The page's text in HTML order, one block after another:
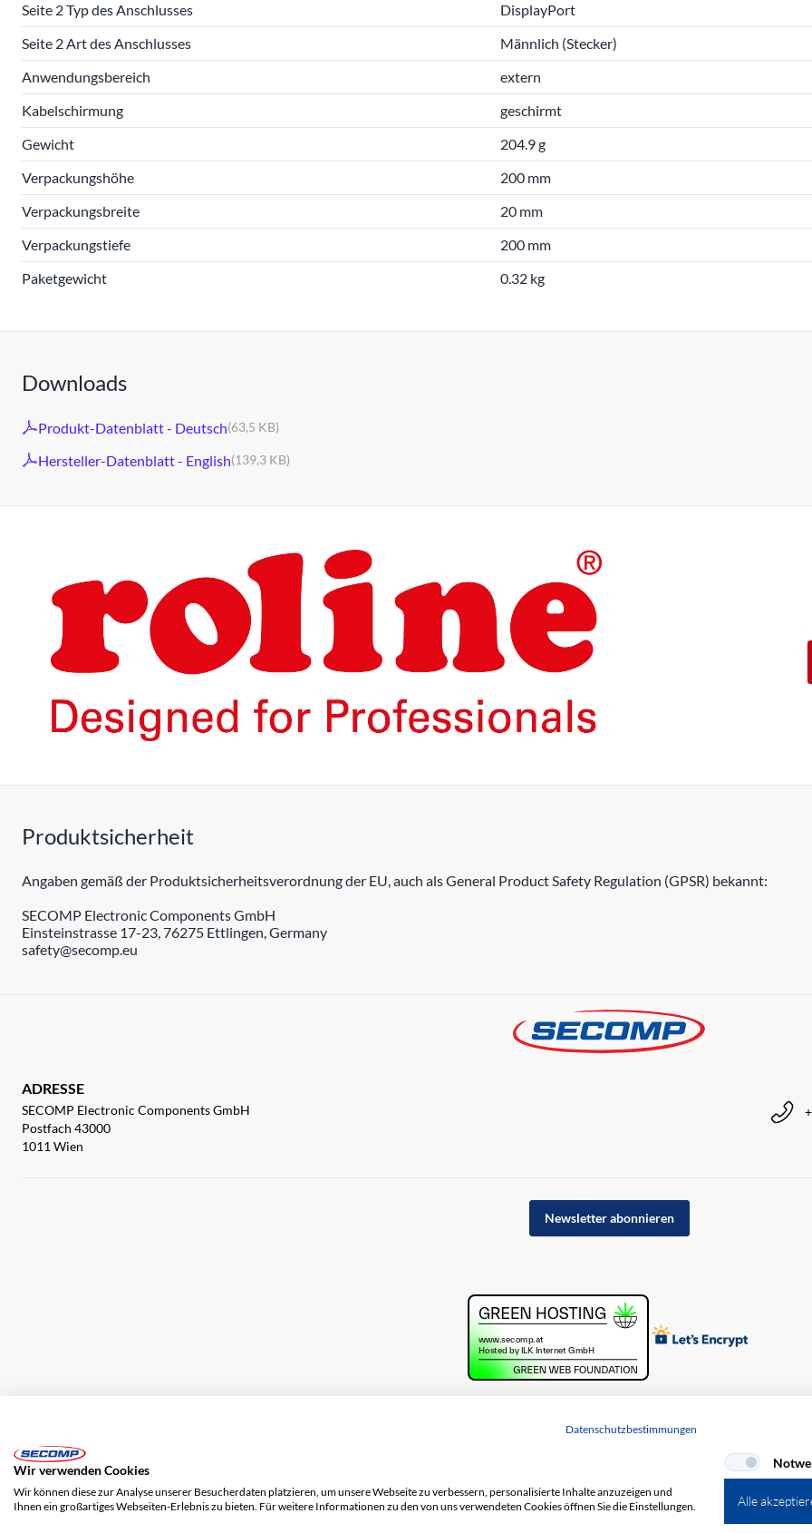
Seite 2 Typ des Anschlusses
DisplayPort
Seite 2 Art des Anschlusses
Männlich (Stecker)
Anwendungsbereich
extern
Kabelschirmung
geschirmt
Gewicht
204.9 g
Verpackungshöhe
200 mm
Verpackungsbreite
20 mm
Verpackungstiefe
200 mm
Paketgewicht
0.32 kg
Downloads
Produkt-Datenblatt - Deutsch(63,5 KB)
Hersteller-Datenblatt - English(139,3 KB)
Produktsicherheit
Angaben gemäß der Produktsicherheitsverordnung der EU, auch als General Product Safety Regulation (GPSR) bekannt:
SECOMP Electronic Components GmbH
Einsteinstrasse 17-23, 76275 Ettlingen, Germany
safety@secomp.eu
ADRESSE
SECOMP Electronic Components GmbH
Postfach 43000
1011 Wien
Newsletter abonnieren
Impressum
Datenschutzbestimmungen
Wir verwenden Cookies
Wir können diese zur Analyse unserer Besucherdaten platzieren, um unsere Webseite zu verbessern, personalisierte Inhalte anzuzeigen und
Ihnen ein großartiges Webseiten-Erlebnis zu bieten. Für weitere Informationen zu den von uns verwendeten Cookies öffnen Sie die Einstellungen.
Alle